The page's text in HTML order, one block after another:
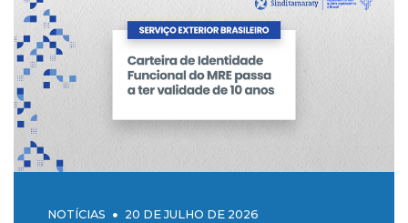
NOTÍCIAS 20 DE JULHO DE 2026